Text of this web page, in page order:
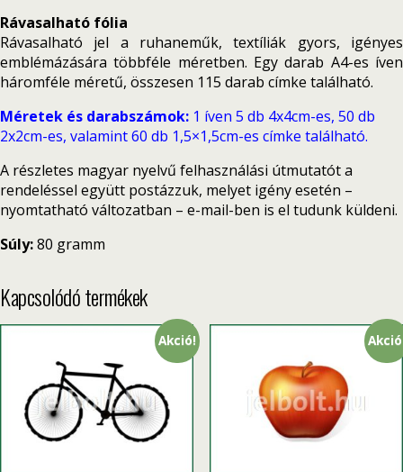
Rávasalható fólia
Rávasalható jel a ruhaneműk, textíliák gyors, igényes
emblémázására többféle méretben. Egy darab A4-es íven
háromféle méretű, összesen 115 darab címke található.
Méretek és darabszámok: 1 íven 5 db 4x4cm-es, 50 db
2x2cm-es, valamint 60 db 1,5×1,5cm-es címke található.
A részletes magyar nyelvű felhasználási útmutatót a
rendeléssel együtt postázzuk, melyet igény esetén –
nyomtatható változatban – e-mail-ben is el tudunk küldeni.
Súly:80 gramm
Kapcsolódó termékek
Akció!